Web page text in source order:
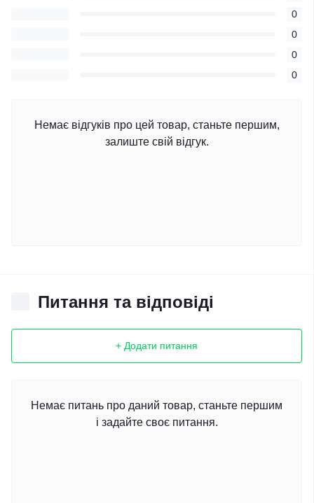
0
0
0
0
Немає відгуків про цей товар, станьте першим,
залиште свій відгук.
Питання та відповіді
+ Додати питання
Немає питань про даний товар, станьте першим
і задайте своє питання.